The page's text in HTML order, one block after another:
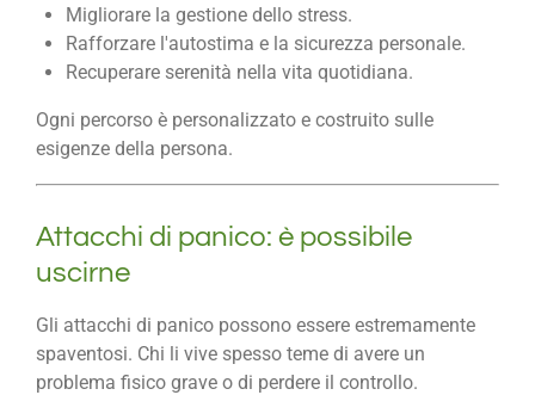
Migliorare la gestione dello stress.
Rafforzare l'autostima e la sicurezza personale.
Recuperare serenità nella vita quotidiana.
Ogni percorso è personalizzato e costruito sulle
esigenze della persona.
Attacchi di panico: è possibile
uscirne
Gli attacchi di panico possono essere estremamente
spaventosi. Chi li vive spesso teme di avere un
problema fisico grave o di perdere il controllo.